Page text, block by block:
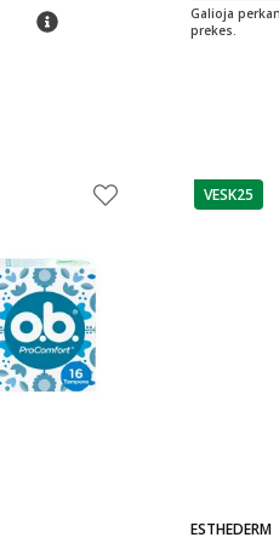
patarimas
Galioja
prekes.
patarimas
VESK25
ESTHEDERM